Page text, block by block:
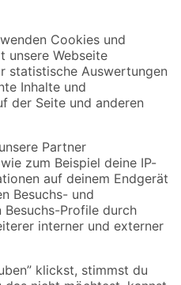
Aktionen mehr verpassen!
Versandarten